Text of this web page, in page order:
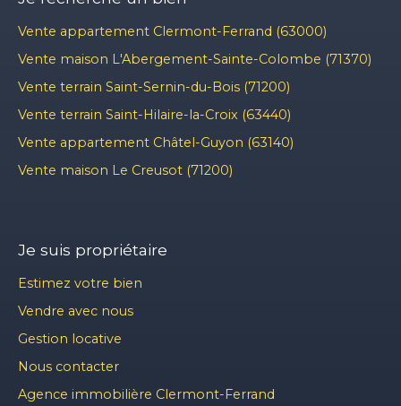
Vente appartement Clermont-Ferrand (63000)
Vente maison L'Abergement-Sainte-Colombe (71370)
Vente terrain Saint-Sernin-du-Bois (71200)
Vente terrain Saint-Hilaire-la-Croix (63440)
Vente appartement Châtel-Guyon (63140)
Vente maison Le Creusot (71200)
Je suis propriétaire
Estimez votre bien
Vendre avec nous
Gestion locative
Nous contacter
Agence immobilière Clermont-Ferrand